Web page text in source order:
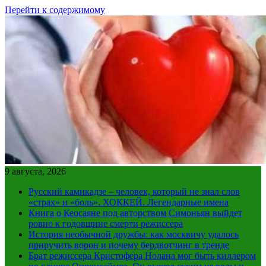
Перейти к содержимому
9 августа, 2026
Русский камикадзе – человек, который не знал слов
«страх» и «боль». ХОККЕЙ. Легендарные имена
Книга о Кеосаяне под авторством Симоньян выйдет
ровно к годовщине смерти режиссера
История необычной дружбы: как москвичу удалось
приручить ворон и почему бердвотчинг в тренде
Брат режиссера Кристофера Нолана мог быть киллером